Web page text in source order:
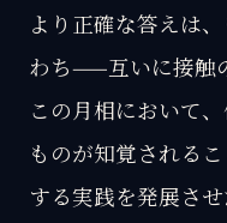
より正確な答えは
わち——互いに接触
この月相において
ものが知覚される
する実践を発展さ